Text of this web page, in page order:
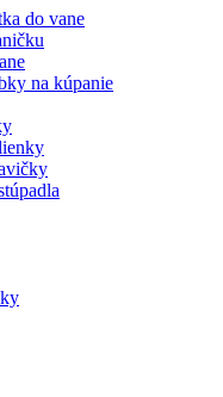
do vane
na kúpanie